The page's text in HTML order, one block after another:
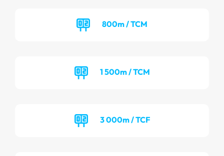
800m / TCM
1 500m / TCM
3 000m / TCF